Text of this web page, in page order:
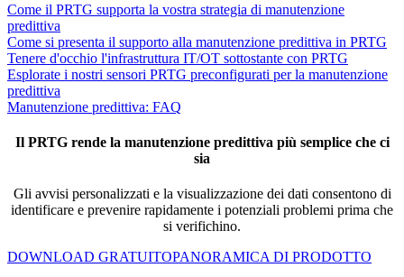
Come il PRTG supporta la vostra strategia di manutenzione
predittiva
Come si presenta il supporto alla manutenzione predittiva in PRTG
Tenere d'occhio l'infrastruttura IT/OT sottostante con PRTG
Esplorate i nostri sensori PRTG preconfigurati per la manutenzione
predittiva
Manutenzione predittiva: FAQ
Il PRTG rende la manutenzione predittiva più semplice che ci
sia
Gli avvisi personalizzati e la visualizzazione dei dati consentono di
identificare e prevenire rapidamente i potenziali problemi prima che
si verifichino.
DOWNLOAD GRATUITOPANORAMICA DI PRODOTTO